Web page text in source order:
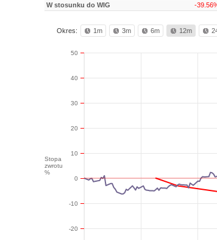
W stosunku do WIG
-
Okres:
1m 3m 6m 12m
Stopa
zwrotu
%
-20
-10
0
10
20
30
40
50